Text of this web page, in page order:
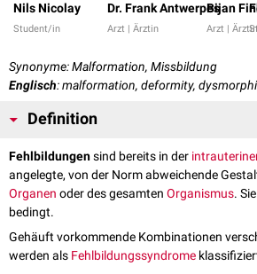
Nils Nicolay
Student/in
Dr. Frank Antwerpes
Arzt | Ärztin
Bijan
Arzt | Ärztin
Synonyme: Malformation, Missbildung
Englisch: malformation, deformity,
Definition
Fehlbildungensind bereits in der
angelegte, von der Norm abweichende
Organen oder des gesamten Organismus.
bedingt.
Gehäuft vorkommende Kombinationen
werden als Fehlbildungssyndrome